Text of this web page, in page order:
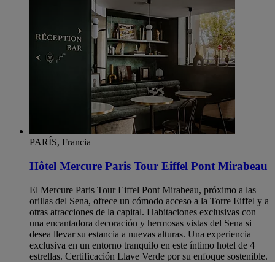
PARÍS, Francia
Hôtel Mercure Paris Tour Eiffel Pont Mirabeau
El Mercure Paris Tour Eiffel Pont Mirabeau, próximo a las
orillas del Sena, ofrece un cómodo acceso a la Torre Eiffel y a
otras atracciones de la capital. Habitaciones exclusivas con
una encantadora decoración y hermosas vistas del Sena si
desea llevar su estancia a nuevas alturas. Una experiencia
exclusiva en un entorno tranquilo en este íntimo hotel de 4
estrellas. Certificación Llave Verde por su enfoque sostenible.